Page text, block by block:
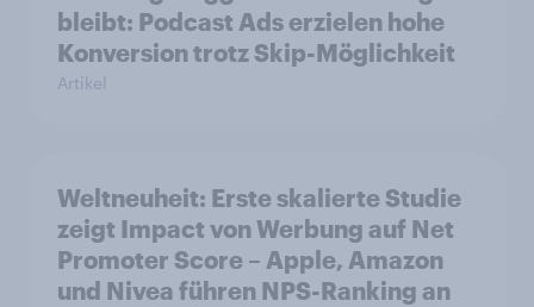
bleibt: Podcast Ads erzielen hohe
Konversion trotz Skip-Möglichkeit
Artikel
Weltneuheit: Erste skalierte Studie
zeigt Impact von Werbung auf Net
Promoter Score – Apple, Amazon
und Nivea führen NPS-Ranking an